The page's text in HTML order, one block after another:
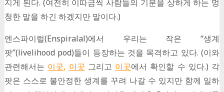
지게 된다. (여전히 이따금씩 사람들의 기분을 상하게 하는 멍
청한 말을 하긴 하겠지만 말이다.)
엔스파이럴(Enspiralal)에서 우리는 작은 “생계
팟”(livelihood pod)들이 등장하는 것을 목격하고 있다. (이와
관련해서는 이곳, 이곳 그리고 이곳에서 확인할 수 있다.) 각
팟은 스스로 불안정한 생계를 꾸려 나갈 수 있지만 함께 일하